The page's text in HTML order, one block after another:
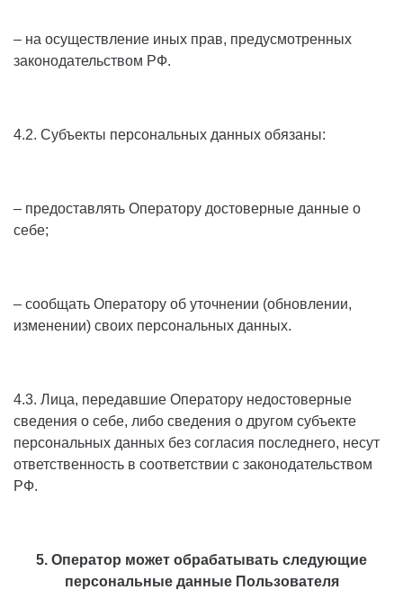
– на осуществление иных прав, предусмотренных
законодательством РФ.
4.2. Субъекты персональных данных обязаны:
– предоставлять Оператору достоверные данные о
себе;
– сообщать Оператору об уточнении (обновлении,
изменении) своих персональных данных.
4.3. Лица, передавшие Оператору недостоверные
сведения о себе, либо сведения о другом субъекте
персональных данных без согласия последнего, несут
ответственность в соответствии с законодательством
РФ.
5. Оператор может обрабатывать следующие
персональные данные Пользователя